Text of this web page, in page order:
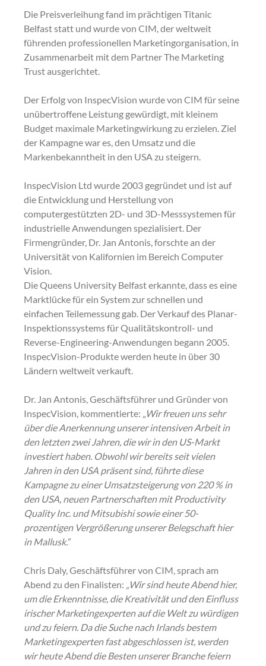
Die Preisverleihung fand im prächtigen Titanic
Belfast statt und wurde von CIM, der weltweit
führenden professionellen Marketingorganisation, in
Zusammenarbeit mit dem Partner The Marketing
Trust ausgerichtet.
Der Erfolg von InspecVision wurde von CIM für seine
unübertroffene Leistung gewürdigt, mit kleinem
Budget maximale Marketingwirkung zu erzielen. Ziel
der Kampagne war es, den Umsatz und die
Markenbekanntheit in den USA zu steigern.
InspecVision Ltd wurde 2003 gegründet und ist auf
die Entwicklung und Herstellung von
computergestützten 2D- und 3D-Messsystemen für
industrielle Anwendungen spezialisiert. Der
Firmengründer, Dr. Jan Antonis, forschte an der
Universität von Kalifornien im Bereich Computer
Vision.
Die Queens University Belfast erkannte, dass es eine
Marktlücke für ein System zur schnellen und
einfachen Teilemessung gab. Der Verkauf des Planar-
Inspektionssystems für Qualitätskontroll- und
Reverse-Engineering-Anwendungen begann 2005.
InspecVision-Produkte werden heute in über 30
Ländern weltweit verkauft.
Dr. Jan Antonis, Geschäftsführer und Gründer von
InspecVision, kommentierte:
„Wir freuen uns sehr
über die Anerkennung unserer intensiven Arbeit in
den letzten zwei Jahren, die wir in den US-Markt
investiert haben. Obwohl wir bereits seit vielen
Jahren in den USA präsent sind, führte diese
Kampagne zu einer Umsatzsteigerung von 220 % in
den USA, neuen Partnerschaften mit Productivity
Quality Inc. und Mitsubishi sowie einer 50-
prozentigen Vergrößerung unserer Belegschaft hier
in Mallusk.“
Chris Daly, Geschäftsführer von CIM, sprach am
Abend zu den Finalisten:
„Wir sind heute Abend hier,
um die Erkenntnisse, die Kreativität und den Einfluss
irischer Marketingexperten auf die Welt zu würdigen
und zu feiern. Da die Suche nach Irlands bestem
Marketingexperten fast abgeschlossen ist, werden
wir heute Abend die Besten unserer Branche feiern